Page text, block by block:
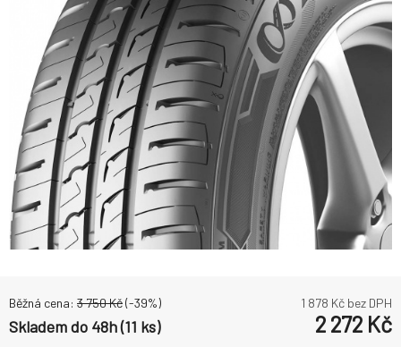
Běžná cena: 3 750Kč(-39%) 1 878 Kč bez DPH
Skladem do 48h (11 ks) 2 272 Kč